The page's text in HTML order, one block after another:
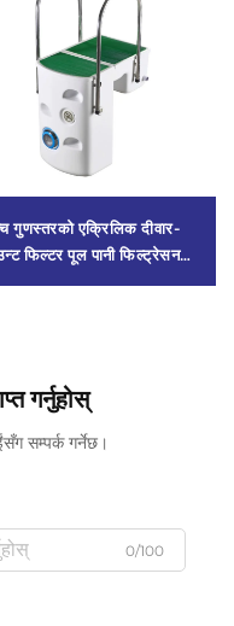
गुणस्तरको एक्रिलिक दीवार-
फिल्टर पूल पानी फिल्ट्रेसनका
गर्नुहोस्
सम्पर्क गर्नेछ।
0/100